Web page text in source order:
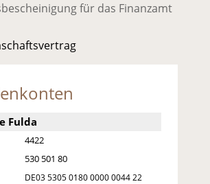
für das Finanzamt
Fulda
4422
530 501 80
DE03 5305 0180 0000 0044 22